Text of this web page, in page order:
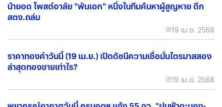
น้ายอด โพสต์อาลัย "พันเอก" หนึ่งในทีมค้นหาผู้สูญหาย ตึก
สตง.ถล่ม
19 เม.ย. 2568
ราคาทองคำวันนี้ (19 เม.ย.) เปิดดัชนีความเชื่อมั่นไตรมาสสอง
ล่าสุดทองขายเท่าไร?
19 เม.ย. 2568